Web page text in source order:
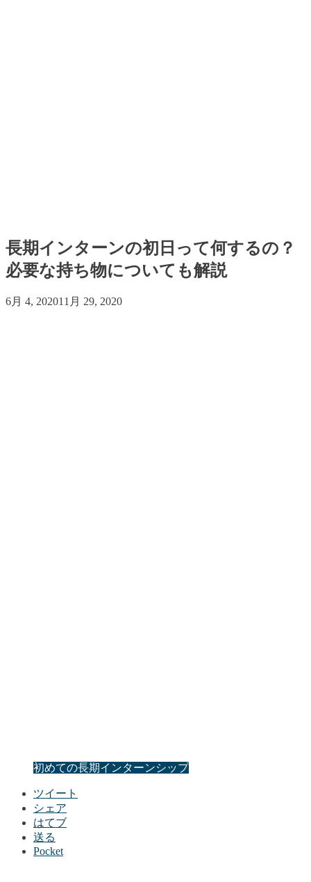
長期インターンの初日って何するの？
必要な持ち物についても解説
6月 4, 202011月 29, 2020
初めての長期インターンシップ
ツイート
シェア
はてブ
送る
Pocket